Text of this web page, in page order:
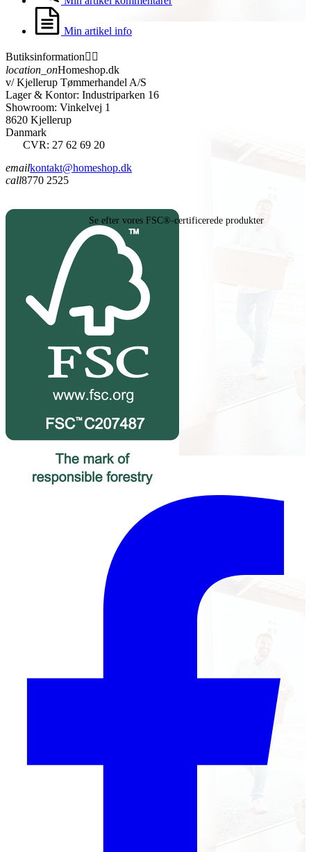
Min artikel info
Butiksinformation 
location_onHomeshop.dk
v/ Kjellerup Tømmerhandel A/S
Lager & Kontor: Industriparken 16
Showroom: Vinkelvej 1
8620 Kjellerup
Danmark
CVR: 27 62 69 20
emailkontakt@homeshop.dk
call8770 2525
Se efter vores FSC®-certificerede produkter